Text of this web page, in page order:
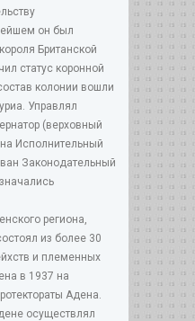
он был
Британской
статус коронной
колонии вошли
Управлял
(верховный
Исполнительный
Законодательный
региона,
из более 30
и племенных
в 1937 на
Адена.
осуществлял